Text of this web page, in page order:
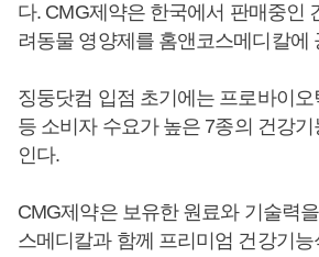
다. CMG제약은 한국에서 판매중인
려동물 영양제를 홈앤코스메디칼에
징둥닷컴 입점 초기에는 프로바이
등 소비자 수요가 높은 7종의 건강
인다.
CMG제약은 보유한 원료와 기술력
스메디칼과 함께 프리미엄 건강기능